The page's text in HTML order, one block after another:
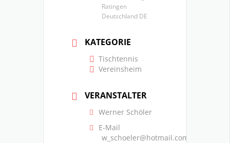
Ratingen
Deutschland DE
KATEGORIE
Tischtennis
Vereinsheim
VERANSTALTER
Werner Schöler
E-Mail
w_schoeler@hotmail.com